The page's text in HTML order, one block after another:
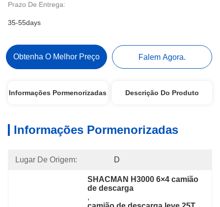
Prazo De Entrega:
35-55days
Obtenha O Melhor Preço Falem Agora.
Informações Pormenorizadas Descrição Do Produto
Informações Pormenorizadas
Lugar De Origem: D
SHACMAN H3000 6×4 camião
de descarga
,